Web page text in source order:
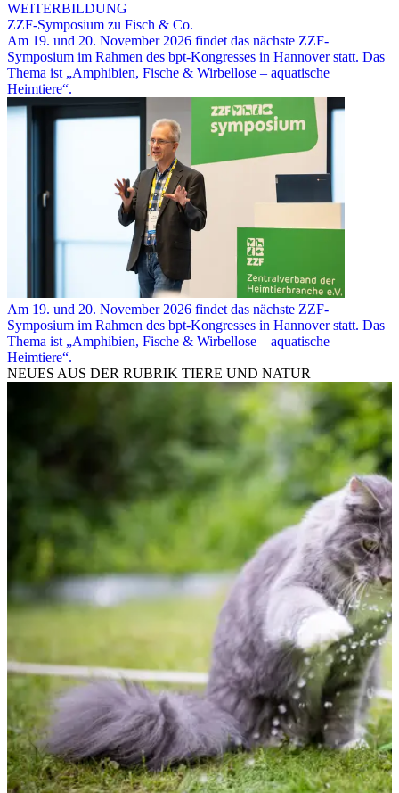
WEITERBILDUNG
ZZF-Symposium zu Fisch & Co.
Am 19. und 20. November 2026 findet das nächste ZZF-
Symposium im Rahmen des bpt-Kongresses in Hannover statt. Das
Thema ist „Amphibien, Fische & Wirbellose – aquatische
Heimtiere“.
Am 19. und 20. November 2026 findet das nächste ZZF-
Symposium im Rahmen des bpt-Kongresses in Hannover statt. Das
Thema ist „Amphibien, Fische & Wirbellose – aquatische
Heimtiere“.
NEUES AUS DER RUBRIK TIERE UND NATUR